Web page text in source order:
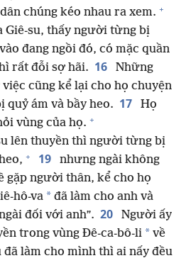
chúng kéo nhau ra xem. +
Giê-su, thấy người từng bị
đang ngồi đó, có mặc quần
rất đỗi sợ hãi. 16
Những
cũng kể lại cho họ chuyện
quỷ ám và bầy heo. 17
Họ
vùng của họ. +
lên thuyền thì người từng bị
+ 19
nhưng ngài không
gặp người thân, kể cho họ
hô-va * đã làm cho anh và
đối với anh”. 20
Người ấy
trong vùng Đê-ca-bô-li * về
đã làm cho mình thì ai nấy đều